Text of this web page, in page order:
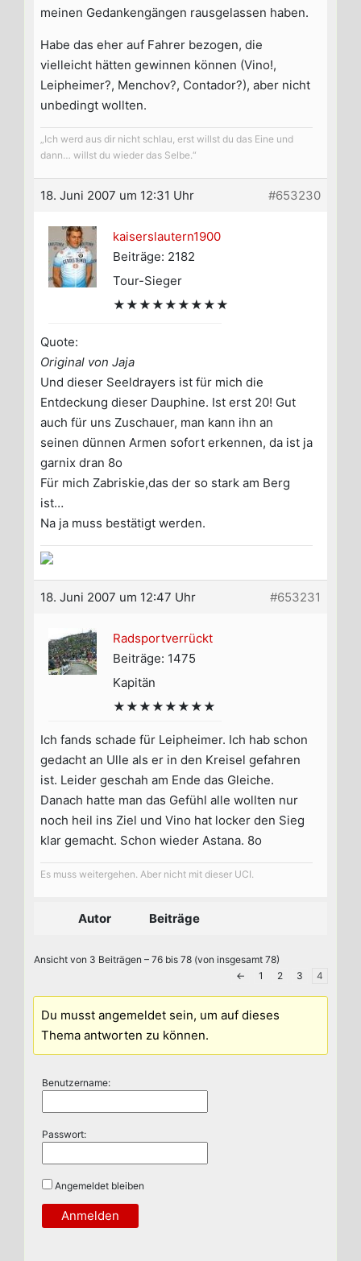
meinen Gedankengängen rausgelassen haben.
Habe das eher auf Fahrer bezogen, die
vielleicht hätten gewinnen können (Vino!,
Leipheimer?, Menchov?, Contador?), aber nicht
unbedingt wollten.
„Ich werd aus dir nicht schlau, erst willst du das Eine und
dann… willst du wieder das Selbe.“
18. Juni 2007 um 12:31 Uhr #653230
kaiserslautern1900
Beiträge: 2182
Tour-Sieger
★★★★★★★★★
Quote:
Original von Jaja
Und dieser Seeldrayers ist für mich die
Entdeckung dieser Dauphine. Ist erst 20! Gut
auch für uns Zuschauer, man kann ihn an
seinen dünnen Armen sofort erkennen, da ist ja
garnix dran 8o
Für mich Zabriskie,das der so stark am Berg
ist…
Na ja muss bestätigt werden.
18. Juni 2007 um 12:47 Uhr #653231
Radsportverrückt
Beiträge: 1475
Kapitän
★★★★★★★★
Ich fands schade für Leipheimer. Ich hab schon
gedacht an Ulle als er in den Kreisel gefahren
ist. Leider geschah am Ende das Gleiche.
Danach hatte man das Gefühl alle wollten nur
noch heil ins Ziel und Vino hat locker den Sieg
klar gemacht. Schon wieder Astana. 8o
Es muss weitergehen. Aber nicht mit dieser UCI.
Autor Beiträge
Ansicht von 3 Beiträgen – 76 bis 78 (von insgesamt 78)
←
1 2 3 4
Du musst angemeldet sein, um auf dieses
Thema antworten zu können.
Benutzername:
Passwort:
Angemeldet bleiben
Anmelden